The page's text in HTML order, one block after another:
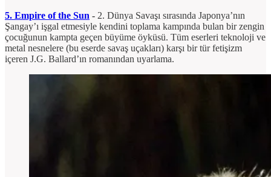
5. Empire of the Sun - 2. Dünya Savaşı sırasında Japonya’nın
Şangay’ı işgal etmesiyle kendini toplama kampında bulan bir zengin
çocuğunun kampta geçen büyüme öyküsü. Tüm eserleri teknoloji ve
metal nesnelere (bu eserde savaş uçakları) karşı bir tür fetişizm
içeren J.G. Ballard’ın romanından uyarlama.